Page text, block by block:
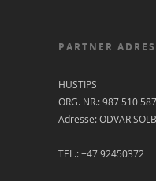
PARTNER
HUSTIPS
ORG. NR.: 987 510 587
Adresse: ODVAR
TEL.: +47 92450372